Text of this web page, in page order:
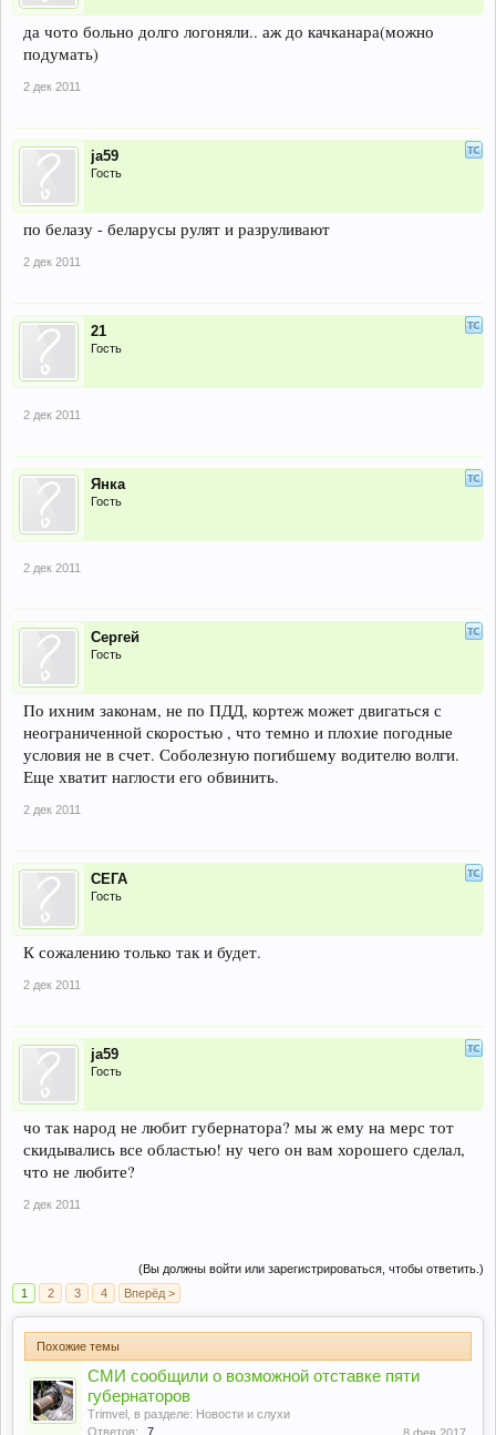
да чото больно долго логоняли.. аж до качканара(можно
подумать)
2 дек 2011
ja59
Гость
по белазу - беларусы рулят и разруливают
2 дек 2011
21
Гость
2 дек 2011
Янка
Гость
2 дек 2011
Сергей
Гость
По ихним законам, не по ПДД, кортеж может двигаться с
неограниченной скоростью , что темно и плохие погодные
условия не в счет. Соболезную погибшему водителю волги.
Еще хватит наглости его обвинить.
2 дек 2011
СЕГА
Гость
К сожалению только так и будет.
2 дек 2011
ja59
Гость
чо так народ не любит губернатора? мы ж ему на мерс тот
скидывались все областью! ну чего он вам хорошего сделал,
что не любите?
2 дек 2011
(Вы должны войти или зарегистрироваться, чтобы ответить.)
1
2 3 4 Вперёд >
Похожие темы
СМИ сообщили о возможной отставке пяти
губернаторов
Trimvel , в разделе: Новости и слухи
Ответов:
7